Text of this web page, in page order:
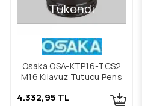
Tükendi
Osaka OSA-KTP16-TCS2
M16 Kılavuz Tutucu Pens
4.332,95 TL